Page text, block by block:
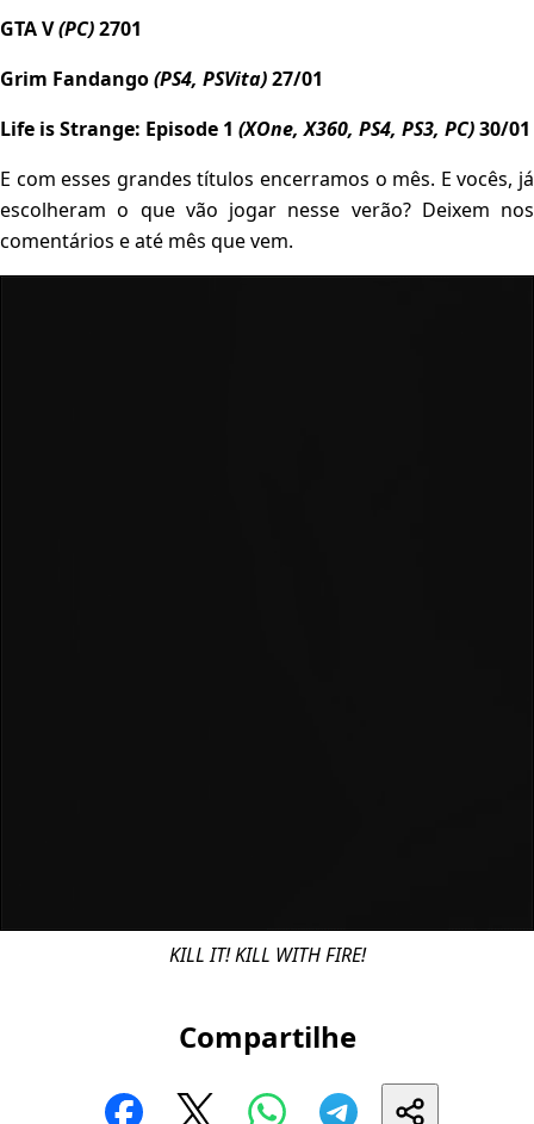
GTA V(PC)2701
Grim Fandango(PS4, PSVita)27/01
Life is Strange: Episode 1 (XOne, X360, PS4, PS3, PC)30/01
E com esses grandes títulos encerramos o mês. E vocês, já
escolheram o que vão jogar nesse verão? Deixem nos
comentários e até mês que vem.
KILL IT! KILL WITH FIRE!
Compartilhe